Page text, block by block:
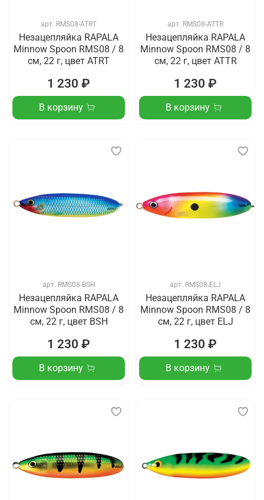
арт. RMS08-ATRT
Незацепляйка RAPALA
Minnow Spoon RMS08 / 8
см, 22 г, цвет ATRT
1 230 ₽
В корзину
арт. RMS08-ATTR
Незацепляйка RAPALA
Minnow Spoon RMS08 / 8
см, 22 г, цвет ATTR
1 230 ₽
В корзину
арт. RMS08-BSH
Незацепляйка RAPALA
Minnow Spoon RMS08 / 8
см, 22 г, цвет BSH
1 230 ₽
В корзину
арт. RMS08-ELJ
Незацепляйка RAPALA
Minnow Spoon RMS08 / 8
см, 22 г, цвет ELJ
1 230 ₽
В корзину